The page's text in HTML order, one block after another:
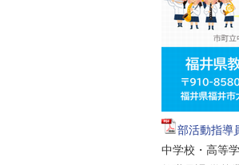
部活動指導
中学校・高等